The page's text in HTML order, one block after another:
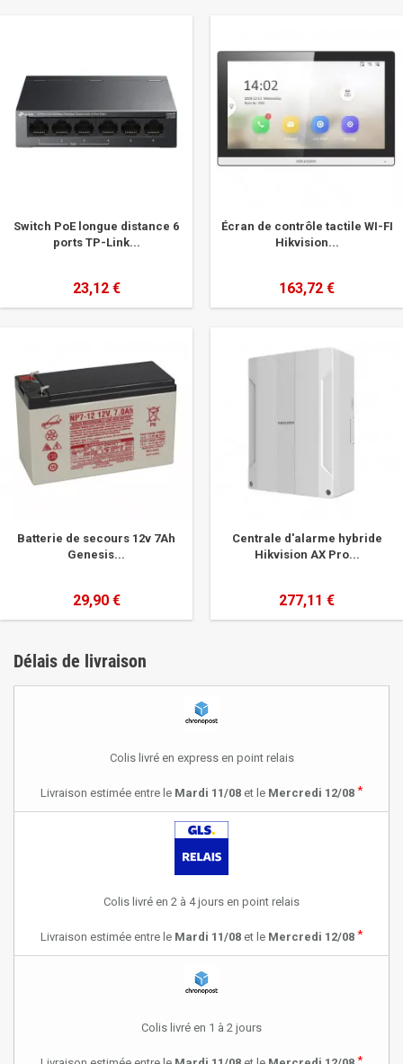
Switch PoE longue distance 6
ports TP-Link...
23,12 €
Écran de contrôle tactile WI-FI
Hikvision...
163,72 €
Batterie de secours 12v 7Ah
Genesis...
29,90 €
Centrale d'alarme hybride
Hikvision AX Pro...
277,11 €
Délais de livraison
Colis livré en express en point relais
Livraison estimée entre le Mardi 11/08 et le Mercredi 12/08 *
Colis livré en 2 à 4 jours en point relais
Livraison estimée entre le Mardi 11/08 et le Mercredi 12/08 *
Colis livré en 1 à 2 jours
*